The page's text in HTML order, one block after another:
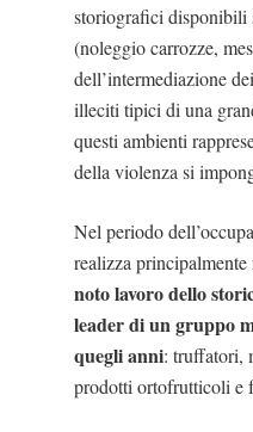
storiografici disponibili
(noleggio carrozze,
dell’intermediazione
illeciti tipici di una
questi ambienti
della violenza si
Nel periodo
realizza
noto lavoro dello
leader di un gruppo
quegli anni: truffatori,
prodotti ortofrutticoli e